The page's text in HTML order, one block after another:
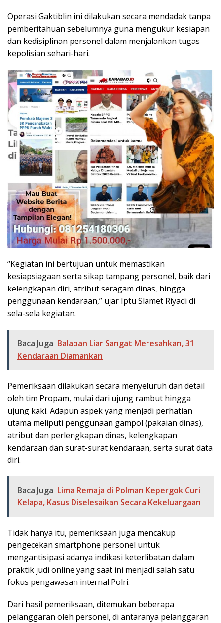
Operasi Gaktiblin ini dilakukan secara mendadak tanpa
pemberitahuan sebelumnya guna mengukur kesiapan
dan kedisiplinan personel dalam menjalankan tugas
kepolisian sehari-hari.
“Kegiatan ini bertujuan untuk memastikan
kesiapsiagaan serta sikap tampang personel, baik dari
kelengkapan diri, atribut seragam dinas, hingga
penggunaan kendaraan,” ujar Iptu Slamet Riyadi di
sela-sela kegiatan.
Baca Juga Balapan Liar Sangat Meresahkan, 31
Kendaraan Diamankan
Pemeriksaan dilakukan secara menyeluruh dan detail
oleh tim Propam, mulai dari ujung rambut hingga
ujung kaki. Adapun aspek yang menjadi perhatian
utama meliputi penggunaan gampol (pakaian dinas),
atribut dan perlengkapan dinas, kelengkapan
kendaraan dan surat-surat kendaraan, serta surat data
diri.
Baca Juga Lima Remaja di Polman Kepergok Curi
Kelapa, Kasus Diselesaikan Secara Kekeluargaan
Tidak hanya itu, pemeriksaan juga mencakup
pengecekan smartphone personel untuk
mengantisipasi adanya indikasi keterlibatan dalam
praktik judi online yang saat ini menjadi salah satu
fokus pengawasan internal Polri.
Dari hasil pemeriksaan, ditemukan beberapa
pelanggaran oleh personel, di antaranya pelanggaran